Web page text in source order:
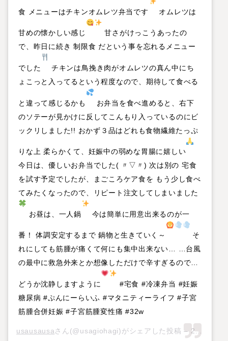
食 メニューはチキンオムレツ弁当です オムレツは
甘めの懐かしい感じ
甘さがけっこうあったの
で、昨日に続き 制限食 だという事を忘れるメニュー
でした
チキンは鳥挽き肉がオムレツの真ん中にち
ょこっと入ってるという程度なので、期待して食べる
と違って感じるかも
お弁当を食べ進めると、右下
のソテーが見かけに反してこんもり入っているのにビ
ックリしました!! おかず３品はどれも食物繊維たっぷ
りな上 柔らかくて、妊娠中の弱めな胃腸に嬉しい
今日は、優しいお弁当でした( 〃▽〃) 次は別の 宅食
を試す予定でしたが、まごころケア食を もう少し食べ
てみたくなったので、リピート注文してしまいました
お昼は、一人鍋 今は簡単に用意出来るのが一
番！ 体調安定するまで 鍋物と生きていく～
そ
れにしても筋腫が痛くて何にも集中出来ない… …台風
の最中に救急外来とか想像しただけで辛すぎるので…
どうか沈静しますように
#宅食 #冷凍弁当 #妊娠
糖尿病 #ぷんにーらいふ #マタニティーライフ #子宮
筋腫合併妊娠 #子宮筋腫変性痛 #32w
usausausaさん(@usagiohagi)がシェアした投稿 – 2019年10月月10日午前5時08分PDT